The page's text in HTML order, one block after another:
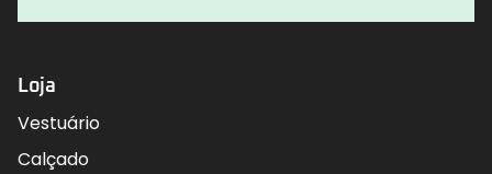
Loja
Vestuário
Calçado